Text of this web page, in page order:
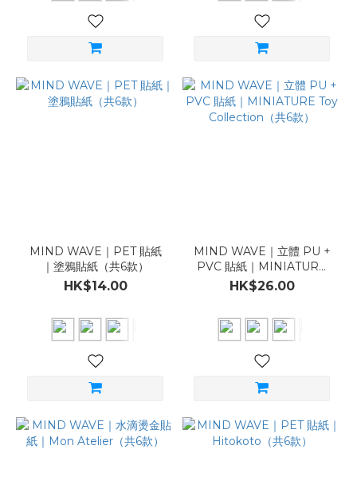
MIND WAVE｜PET 貼紙
｜塗鴉貼紙（共6款）
HK$14.00
MIND WAVE｜立體 PU +
PVC 貼紙｜MINIATURE
Toy Collection（共6款）
HK$26.00